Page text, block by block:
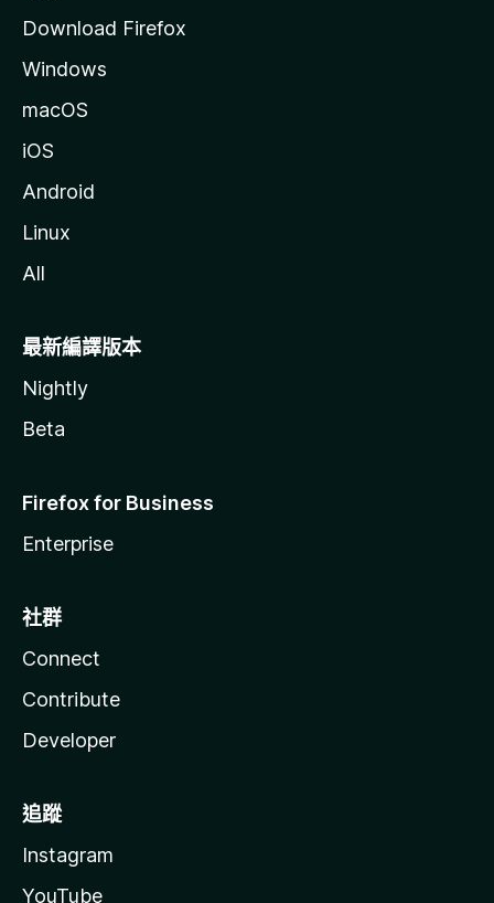
Download Firefox
Windows
macOS
iOS
Android
Linux
All
最新編譯版本
Nightly
Beta
Firefox for Business
Enterprise
社群
Connect
Contribute
Developer
追蹤
Instagram
YouTube